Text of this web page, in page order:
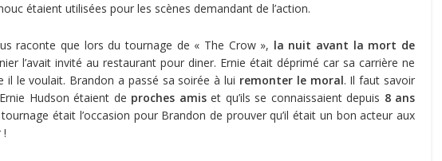
étaient utilisées pour les scènes demandant de l’action.
raconte que lors du tournage de « The Crow », la nuit avant la mort de
l’avait invité au restaurant pour diner. Ernie était déprimé car sa carrière ne
il le voulait. Brandon a passé sa soirée à lui remonter le moral. Il faut savoir
Hudson étaient de proches amiset qu’ils se connaissaient depuis 8 ans
tournage était l’occasion pour Brandon de prouver qu’il était un bon acteur aux
!